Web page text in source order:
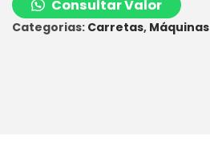
Consultar Valor
Categorias: Carretas, Máquinas